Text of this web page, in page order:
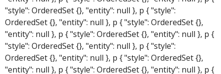
"style": OrderedSet {}, "entity": null }, p { "style":
OrderedSet {}, "entity": null }, p { "style": OrderedSet {},
"entity": null }, p { "style": OrderedSet {}, "entity": null }, p {
"style": OrderedSet {}, "entity": null }, p { "style":
OrderedSet {}, "entity": null }, p { "style": OrderedSet {},
"entity": null }, p { "style": OrderedSet {}, "entity": null }, p {